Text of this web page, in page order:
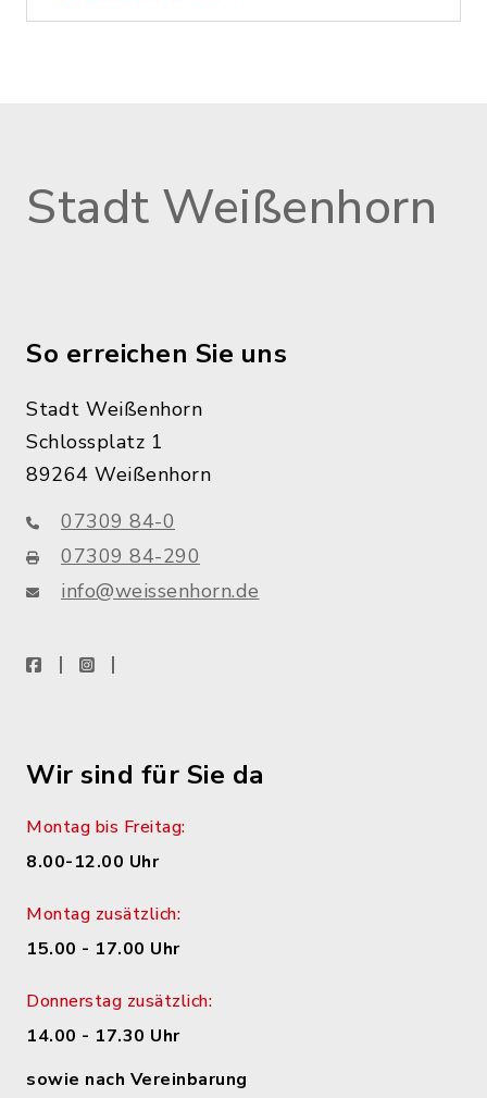
Stadt Weißenhorn
So erreichen Sie uns
Stadt Weißenhorn
Schlossplatz 1
89264 Weißenhorn
07309 84-0
07309 84-290
info@weissenhorn.de
facebookinstagram
Wir sind für Sie da
Montag bis Freitag:
8.00-12.00 Uhr
Montag zusätzlich:
15.00 - 17.00 Uhr
Donnerstag zusätzlich:
14.00 - 17.30 Uhr
sowie nach Vereinbarung